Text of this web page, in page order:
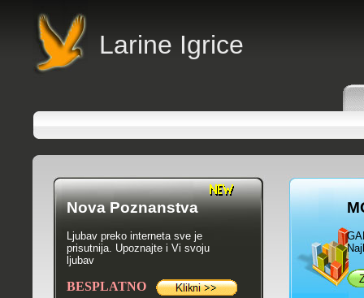
Larine Igrice
Nova Poznanstva
Ljubav preko interneta sve je
prisutnija. Upoznajte i Vi svoju
ljubav
BESPLATNO